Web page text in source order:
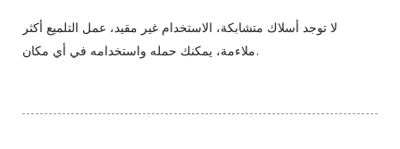
لا توجد أسلاك متشابكة، الاستخدام غير مقيد، عمل التلميع أكثر
ملاءمة، يمكنك حمله واستخدامه في أي مكان.